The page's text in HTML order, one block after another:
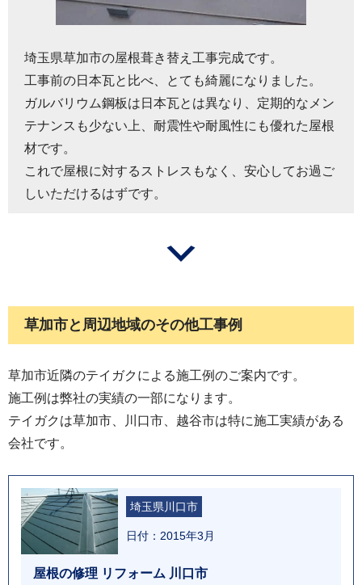
埼玉県草加市の屋根葺き替え工事完成です。
工事前の日本瓦と比べ、とても綺麗になりました。
ガルバリウム鋼板は日本瓦とは異なり、定期的なメン
テナンスも少ない上、耐震性や耐風性にも優れた屋根
材です。
これで屋根に対するストレスもなく、安心してお過ご
しいただけるはずです。
草加市と周辺地域のその他工事例
草加市近隣のテイガクによる施工例のご案内です。
施工例は弊社の実績の一部になります。
テイガクは草加市、川口市、越谷市は特に施工実績がある
会社です。
埼玉県川口市
日付：2015年3月
屋根の修理 リフォーム 川口市